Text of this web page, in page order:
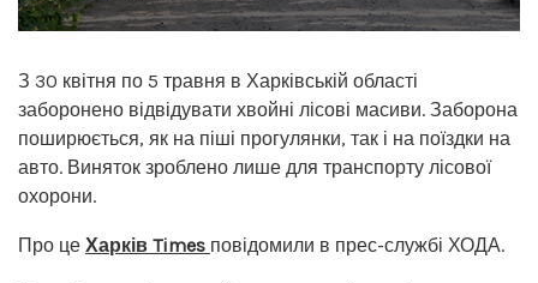
З 30 квітня по 5 травня в Харківській області
заборонено відвідувати хвойні лісові масиви. Заборона
поширюється, як на піші прогулянки, так і на поїздки на
авто. Виняток зроблено лише для транспорту лісової
охорони.
Про це Харків Times повідомили в прес-службі ХОДА.